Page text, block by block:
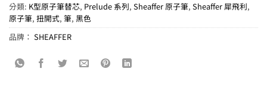
分類: K型原子筆替芯, Prelude 系列, Sheaffer 原子筆, Sheaffer 犀飛利,
原子筆, 扭開式, 筆, 黑色
品牌： SHEAFFER